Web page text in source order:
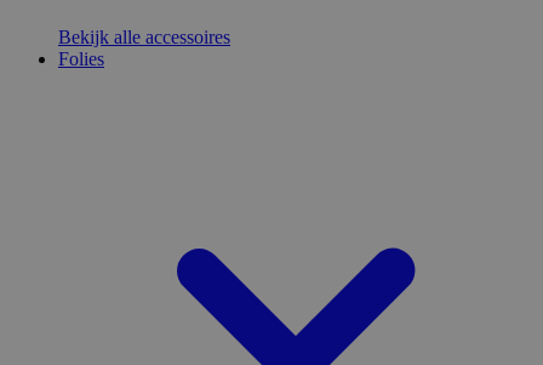
Bekijk alle accessoires
Folies